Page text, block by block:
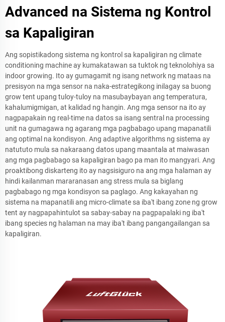
Advanced na Sistema ng Kontrol
sa Kapaligiran
Ang sopistikadong sistema ng kontrol sa kapaligiran ng climate
conditioning machine ay kumakatawan sa tuktok ng teknolohiya sa
indoor growing. Ito ay gumagamit ng isang network ng mataas na
presisyon na mga sensor na naka-estrategikong inilagay sa buong
grow tent upang tuloy-tuloy na masubaybayan ang temperatura,
kahalumigmigan, at kalidad ng hangin. Ang mga sensor na ito ay
nagpapakain ng real-time na datos sa isang sentral na processing
unit na gumagawa ng agarang mga pagbabago upang mapanatili
ang optimal na kondisyon. Ang adaptive algorithms ng sistema ay
natututo mula sa nakaraang datos upang maantala at maiwasan
ang mga pagbabago sa kapaligiran bago pa man ito mangyari. Ang
proaktibong diskarteng ito ay nagsisiguro na ang mga halaman ay
hindi kailanman mararanasan ang stress mula sa biglang
pagbabago ng mga kondisyon sa paglago. Ang kakayahan ng
sistema na mapanatili ang micro-climate sa iba't ibang zone ng grow
tent ay nagpapahintulot sa sabay-sabay na pagpapalaki ng iba't
ibang species ng halaman na may iba't ibang pangangailangan sa
kapaligiran.